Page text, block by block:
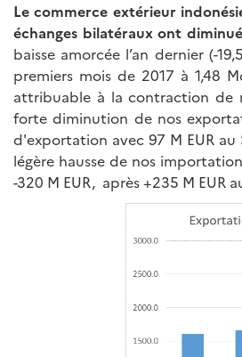
Le commerce extérieur
échanges bilatéraux ont
baisse amorcée l’an dernier (-
premiers mois de 2017 à 1,48
attribuable à la contraction de
forte diminution de nos
d'exportation avec 97 M EUR au
légère hausse de nos
-320 M EUR, après +235 M EUR